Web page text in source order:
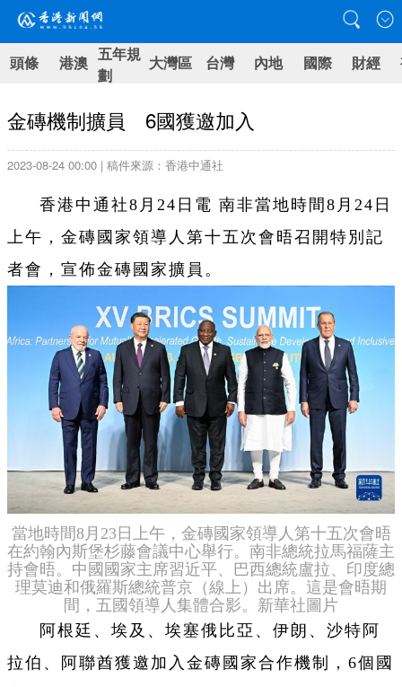
頭條 港澳 五年規
劃
大灣區 台灣 內地 國際 財經
金磚機制擴員 6國獲邀加入
2023-08-24 00:00 | 稿件來源：香港中通社
香港中通社8月24日電 南非當地時間8月24日
上午，金磚國家領導人第十五次會晤召開特別記
者會，宣佈金磚國家擴員。
當地時間8月23日上午，金磚國家領導人第十五次會晤
在約翰內斯堡杉藤會議中心舉行。南非總統拉馬福薩主
持會晤。中國國家主席習近平、巴西總統盧拉、印度總
理莫迪和俄羅斯總統普京（線上）出席。這是會晤期
間，五國領導人集體合影。新華社圖片
阿根廷、埃及、埃塞俄比亞、伊朗、沙特阿
拉伯、阿聯酋獲邀加入金磚國家合作機制，6個國